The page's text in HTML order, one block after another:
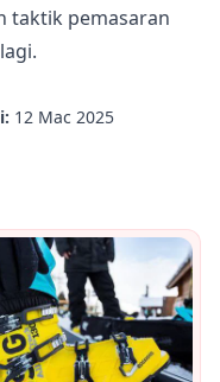
taktik pemasaran
12 Mac 2025